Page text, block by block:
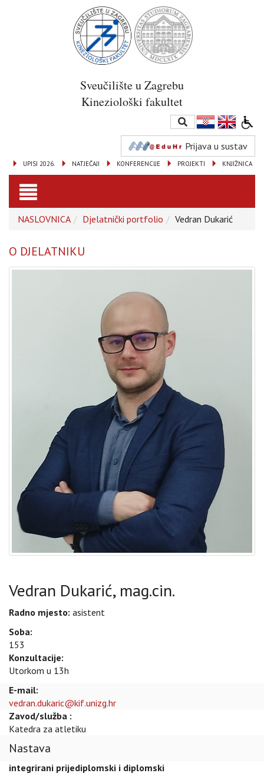
Sveučilište u Zagrebu
Kineziološki fakultet
Prijava u sustav
KNJIŽNICA
PROJEKTI
KONFERENCIJE
NATJEČAJI
UPISI 2026.
Toggle
navigation
NASLOVNICA Djelatnički portfolio Vedran Dukarić
O DJELATNIKU
Vedran Dukarić, mag.cin.
Radno mjesto: asistent
Soba:
153
Konzultacije:
Utorkom u 13h
E-mail:
vedran.dukaric@kif.unizg.hr
Zavod/služba :
Katedra za atletiku
Nastava
integrirani prijediplomski i diplomski